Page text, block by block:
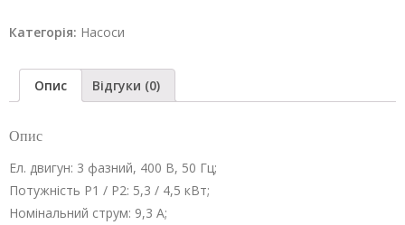
Категорія: Насоси
Опис Відгуки (0)
Опис
Ел. двигун: 3 фазний, 400 В, 50 Гц;
Потужність Р1 / Р2: 5,3 / 4,5 кВт;
Номінальний струм: 9,3 А;